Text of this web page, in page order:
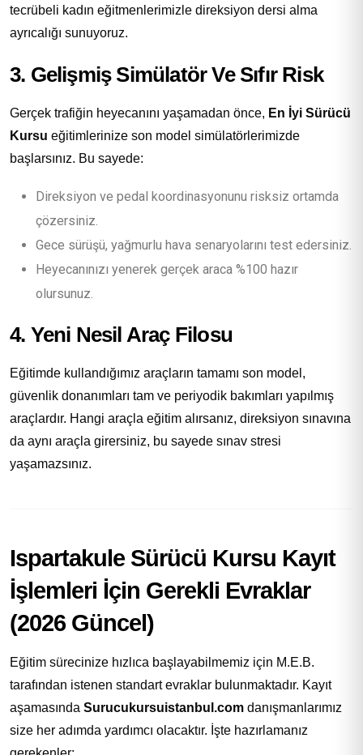
tecrübeli kadın eğitmenlerimizle direksiyon dersi alma
ayrıcalığı sunuyoruz.
3. Gelişmiş Simülatör Ve Sıfır Risk
Gerçek trafiğin heyecanını yaşamadan önce, En İyi Sürücü
Kursu eğitimlerinize son model simülatörlerimizde
başlarsınız. Bu sayede:
Direksiyon ve pedal koordinasyonunu risksiz ortamda
çözersiniz.
Gece sürüşü, yağmurlu hava senaryolarını test edersiniz.
Heyecanınızı yenerek gerçek araca %100 hazır
olursunuz.
4. Yeni Nesil Araç Filosu
Eğitimde kullandığımız araçların tamamı son model,
güvenlik donanımları tam ve periyodik bakımları yapılmış
araçlardır. Hangi araçla eğitim alırsanız, direksiyon sınavına
da aynı araçla girersiniz, bu sayede sınav stresi
yaşamazsınız.
Ispartakule Sürücü Kursu Kayıt
İşlemleri İçin Gerekli Evraklar
(2026 Güncel)
Eğitim sürecinize hızlıca başlayabilmemiz için M.E.B.
tarafından istenen standart evraklar bulunmaktadır. Kayıt
aşamasında Surucukursuistanbul.com danışmanlarımız
size her adımda yardımcı olacaktır. İşte hazırlamanız